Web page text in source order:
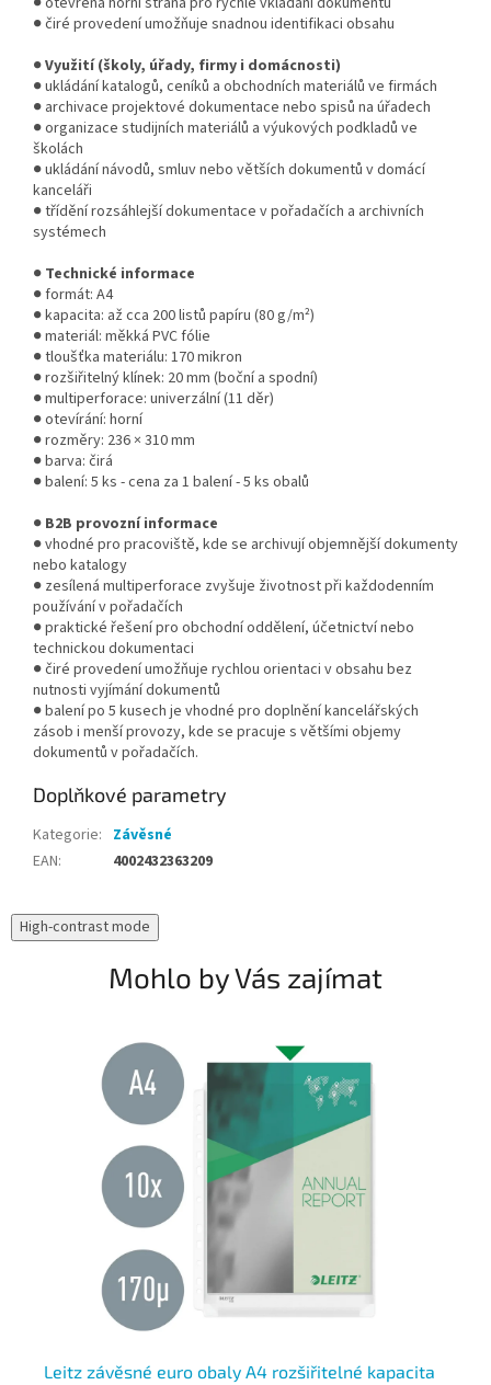
● čiré provedení umožňuje snadnou identifikaci obsahu
●Využití (školy, úřady, firmy i domácnosti)
● ukládání katalogů, ceníků a obchodních materiálů ve firmách
● archivace projektové dokumentace nebo spisů na úřadech
● organizace studijních materiálů a výukových podkladů ve
školách
● ukládání návodů, smluv nebo větších dokumentů v domácí
kanceláři
● třídění rozsáhlejší dokumentace v pořadačích a archivních
systémech
● Technické informace
● formát: A4
● kapacita: až cca 200 listů papíru (80 g/m²)
● materiál: měkká PVC fólie
● tloušťka materiálu: 170 mikron
● rozšiřitelný klínek: 20 mm (boční a spodní)
● multiperforace: univerzální (11 děr)
● otevírání: horní
● rozměry: 236 × 310 mm
● barva: čirá
● balení: 5 ks - cena za 1 balení - 5 ks obalů
● B2B provozní informace
● vhodné pro pracoviště, kde se archivují objemnější dokumenty
nebo katalogy
● zesílená multiperforace zvyšuje životnost při každodenním
používání v pořadačích
● praktické řešení pro obchodní oddělení, účetnictví nebo
technickou dokumentaci
● čiré provedení umožňuje rychlou orientaci v obsahu bez
nutnosti vyjímání dokumentů
● balení po 5 kusech je vhodné pro doplnění kancelářských
zásob i menší provozy, kde se pracuje s většími objemy
dokumentů v pořadačích.
Doplňkové parametry
Kategorie: Závěsné
EAN: 4002432363209
High-contrast mode
Mohlo by Vás zajímat
Leitz závěsné euro obaly A4 rozšiřitelné kapacita